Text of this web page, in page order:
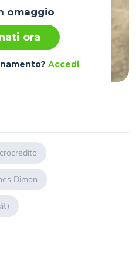
omaggio
ora
Accedi
Dimon